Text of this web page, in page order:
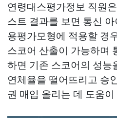
연령대스평가정보 직원
스트 결과를 보면 통신
용평가모형에 적용할 경
스코어 산출이 가능하며
하면 기존 스코어의 성능
연체율을 떨어뜨리고 승
권 매입 올리는 데 도움